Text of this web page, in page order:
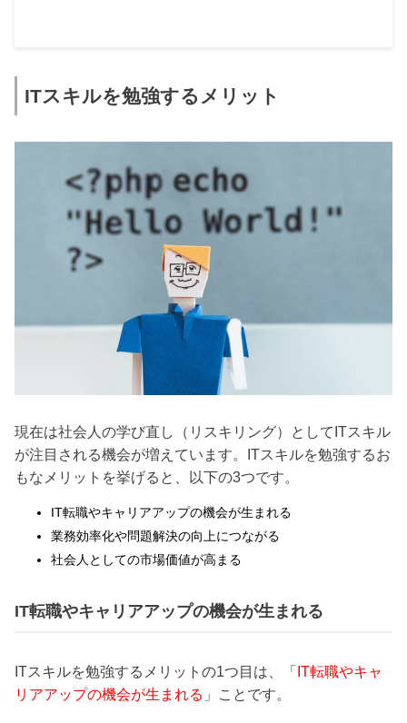
ITスキルを勉強するメリット
現在は社会人の学び直し（リスキリング）としてITスキル
が注目される機会が増えています。ITスキルを勉強するお
もなメリットを挙げると、以下の3つです。
IT転職やキャリアアップの機会が生まれる
業務効率化や問題解決の向上につながる
社会人としての市場価値が高まる
IT転職やキャリアアップの機会が生まれる
ITスキルを勉強するメリットの1つ目は、「 IT転職やキャ
リアアップの機会が生まれる 」ことです。